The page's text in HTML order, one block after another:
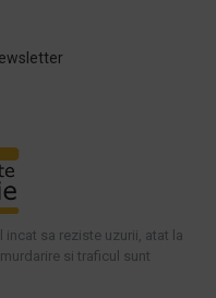
sa reziste uzurii, atat la
si traficul sunt